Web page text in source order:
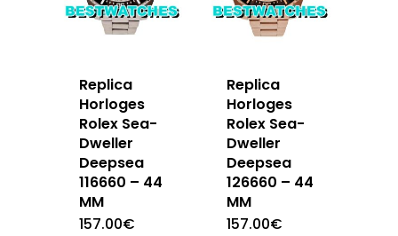
Replica
Horloges
Rolex Sea-
Dweller
Deepsea
116660 – 44
MM
157.00€
Replica
Horloges
Rolex Sea-
Dweller
Deepsea
126660 – 44
MM
157.00€